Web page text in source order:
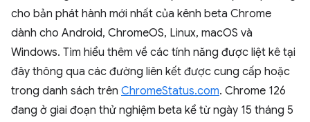
cho bản phát hành mới nhất của kênh beta Chrome
dành cho Android, ChromeOS, Linux, macOS và
Windows. Tìm hiểu thêm về các tính năng được liệt kê tại
đây thông qua các đường liên kết được cung cấp hoặc
trong danh sách trên ChromeStatus.com. Chrome 126
đang ở giai đoạn thử nghiệm beta kể từ ngày 15 tháng 5